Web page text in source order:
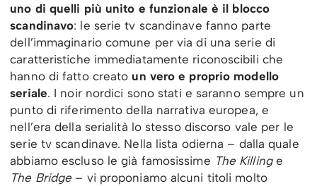
uno di quelli più unito e funzionale è il blocco
scandinavo: le serie tv scandinave fanno parte
dell’immaginario comune per via di una serie di
caratteristiche immediatamente riconoscibili che
hanno di fatto creato un vero e proprio modello
seriale. I noir nordici sono stati e saranno sempre un
punto di riferimento della narrativa europea, e
nell’era della serialità lo stesso discorso vale per le
serie tv scandinave. Nella lista odierna – dalla quale
abbiamo escluso le già famosissime The Killinge
The Bridge – vi proponiamo alcuni titoli molto